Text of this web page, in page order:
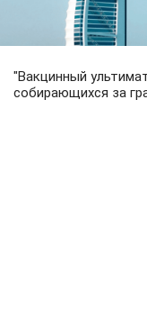
"Вакцинный
собирающихся за